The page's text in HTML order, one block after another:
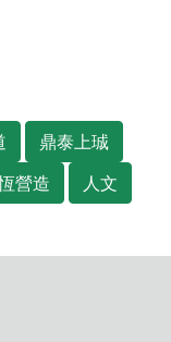
鼎泰上珹
營造 人文